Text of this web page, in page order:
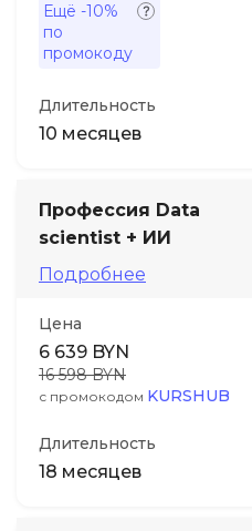
Ещё -10%
по
промокоду
Длительность
10 месяцев
Профессия Data
scientist + ИИ
Подробнее
Цена
6 639 BYN
16 598 BYN
с промокодом KURSHUB
Длительность
18 месяцев